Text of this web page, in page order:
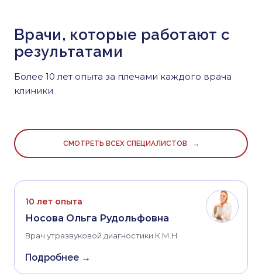
Врачи, которые работают с
результатами
Более 10 лет опыта за плечами каждого врача
клиники
СМОТРЕТЬ ВСЕХ СПЕЦИАЛИСТОВ →
10 лет опыта
Носова Ольга Рудольфовна
Врач утразвуковой диагностики К.М.Н
Подробнее →